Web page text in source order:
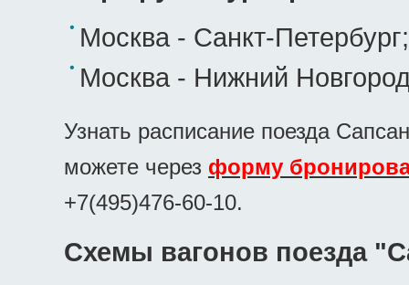
Москва - Санкт-Петербург;
Москва - Нижний
Узнать расписание поезда
можете через форму
+7(495)476-60-10.
Схемы вагонов поезда